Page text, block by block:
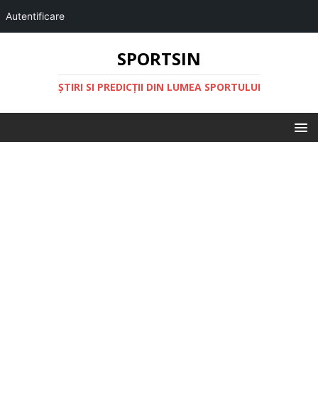
Autentificare
SPORTSIN
ŞTIRI SI PREDICŢII DIN LUMEA SPORTULUI